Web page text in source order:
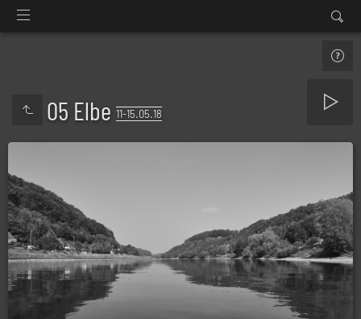
05 Elbe 11-15.05.18